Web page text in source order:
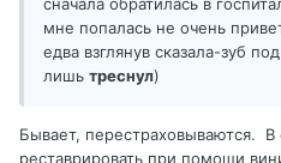
сначала обратилась в
мне попалась не очень
едва взглянув сказала-зуб
лишь треснул)
Бывает, перестраховываются.
реставрировать при помощи